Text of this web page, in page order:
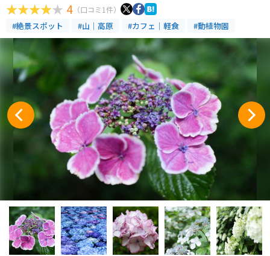
4 （口コミ1件）
#絶景スポット #山｜高原 #カフェ｜軽食 #動植物園